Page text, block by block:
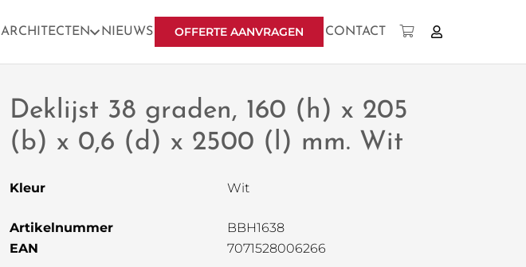
ARCHITECTEN NIEUWS OFFERTE AANVRAGEN CONTACT
Deklijst 38 graden, 160 (h) x 205
(b) x 0,6 (d) x 2500 (l) mm. Wit
Kleur Wit
Artikelnummer
BBH1638
EAN
7071528006266